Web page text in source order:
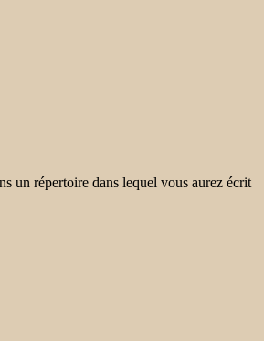
un répertoire dans lequel vous aurez écrit